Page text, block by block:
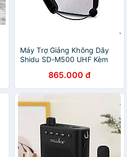
Máy Trợ Giảng Không Dây
Shidu SD-M500 UHF Kèm
Chính Hãng865.000 đ